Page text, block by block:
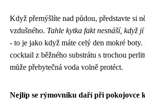
Když přemýšlíte nad půdou, představte si
vzdušného. Tahle kytka fakt nesnáší, když
- to je jako když máte celý den mokré
cocktail z běžného substrátu s trochou
může přebytečná voda volně protéct.
Nejlíp se rýmovníku daří při pokojovce